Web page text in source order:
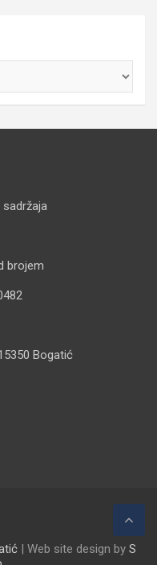
brojem
Bogatić
| Web site design by S